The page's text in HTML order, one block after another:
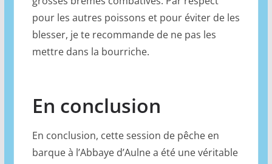
pour les autres poissons et pour éviter de les
blesser, je te recommande de ne pas les
mettre dans la bourriche.
En conclusion
En conclusion, cette session de pêche en
barque à l’Abbaye d’Aulne a été une véritable